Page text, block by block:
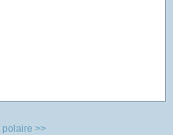
polaire >>